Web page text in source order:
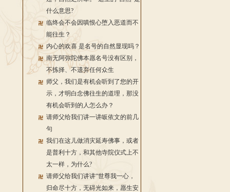
什么意思?
临终会不会因嗔恨心堕入恶道而不
能往生？
内心的欢喜 是名号的自然显现吗？
南无阿弥陀佛本愿名号没有区别，
不拣择、不遗弃任何众生
师父，我们是有机会听到了您的开
示，才明白念佛往生的道理，那没
有机会听到的人怎么办？
请师父给我们讲一讲皈依文的前几
句
我们在这儿做消灾延寿佛事，或者
是普利十方，和其他寺院仪式上不
太一样，为什么?
请师父给我们讲讲“世尊我一心，
归命尽十方，无碍光如来，愿生安